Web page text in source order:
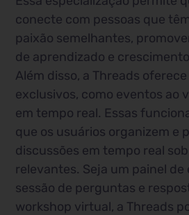
conecte com pessoas que
paixão semelhantes,
de aprendizado e
Além disso, a Threads
exclusivos, como eventos ao
em tempo real. Essas
que os usuários organizem e
discussões em tempo real
relevantes. Seja um painel de
sessão de perguntas e
workshop virtual, a Threads